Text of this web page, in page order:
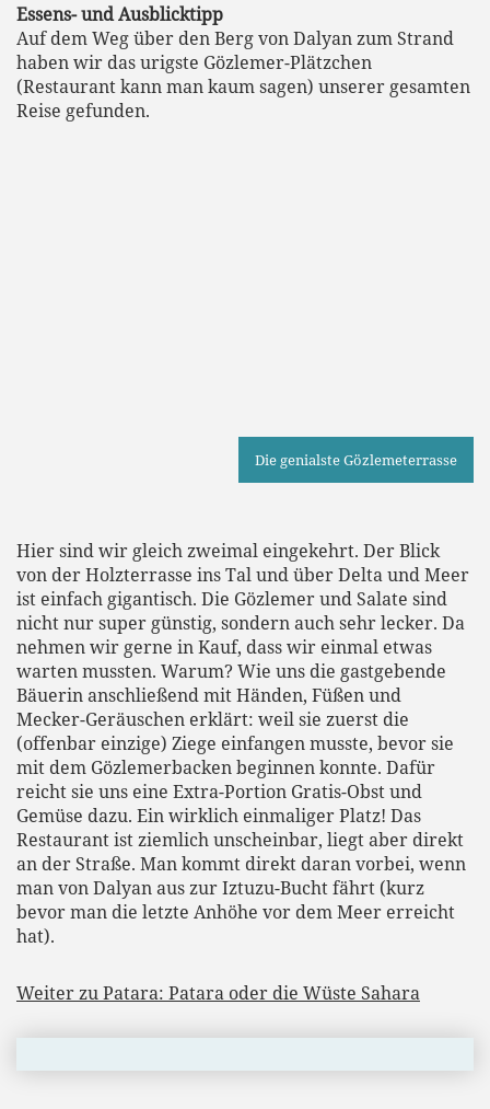
Essens- und Ausblicktipp
Auf dem Weg über den Berg von Dalyan zum Strand
haben wir das urigste Gözlemer-Plätzchen
(Restaurant kann man kaum sagen) unserer gesamten
Reise gefunden.
Die genialste Gözlemeterrasse
Hier sind wir gleich zweimal eingekehrt. Der Blick
von der Holzterrasse ins Tal und über Delta und Meer
ist einfach gigantisch. Die Gözlemer und Salate sind
nicht nur super günstig, sondern auch sehr lecker. Da
nehmen wir gerne in Kauf, dass wir einmal etwas
warten mussten. Warum? Wie uns die gastgebende
Bäuerin anschließend mit Händen, Füßen und
Mecker-Geräuschen erklärt: weil sie zuerst die
(offenbar einzige) Ziege einfangen musste, bevor sie
mit dem Gözlemerbacken beginnen konnte. Dafür
reicht sie uns eine Extra-Portion Gratis-Obst und
Gemüse dazu. Ein wirklich einmaliger Platz! Das
Restaurant ist ziemlich unscheinbar, liegt aber direkt
an der Straße. Man kommt direkt daran vorbei, wenn
man von Dalyan aus zur Iztuzu-Bucht fährt (kurz
bevor man die letzte Anhöhe vor dem Meer erreicht
hat).
Weiter zu Patara: Patara oder die Wüste Sahara